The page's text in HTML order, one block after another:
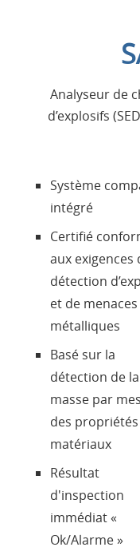
Produits
Contacts
Login
Langue
Analyseur de
d’explosifs
Système
intégré
Certifié
aux exigences
détection
et de menaces
métalliques
Basé sur la
détection de la
masse par
des
matériaux
Résultat
d'inspection
immédiat «
Ok/Alarme »